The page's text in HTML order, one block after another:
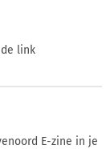
link
E-zine in je